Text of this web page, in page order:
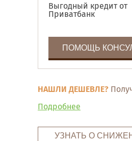
Выгодный кредит от
Приватбанк
ПОМОЩЬ
НАШЛИ ДЕШЕВЛЕ?
Подробнее
УЗНАТЬ О